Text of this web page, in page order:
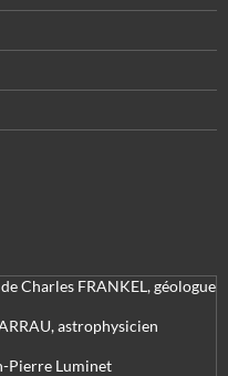
Charles FRANKEL, géologue
astrophysicien
Pierre Luminet